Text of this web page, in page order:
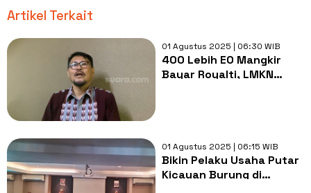
Artikel Terkait
01 Agustus 2025 | 06:30 WIB
400 Lebih EO Mangkir
Bayar Royalti, LMKN
01 Agustus 2025 | 06:15 WIB
Bikin Pelaku Usaha Putar
Kicauan Burung di